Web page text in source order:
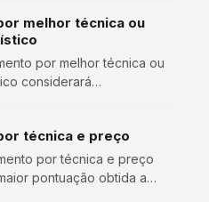
de qualidade
de licita…
melhor técnica ou
por melhor técnica ou
considerará
o prêmio ou a
será at…
técnica e preço
por técnica e preço
pontuação obtida a